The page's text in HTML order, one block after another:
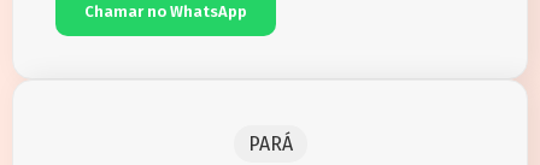
Chamar no WhatsApp
PARÁ